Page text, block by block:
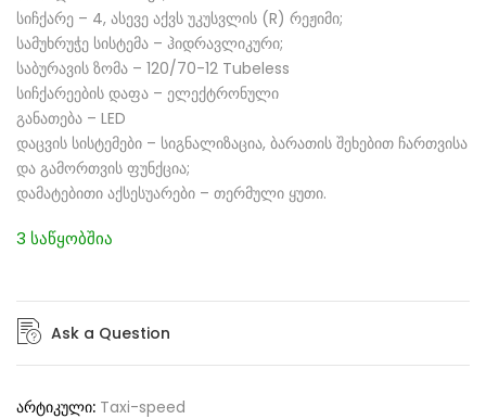
სიჩქარე – 4, ასევე აქვს უკუსვლის (R) რეჟიმი;
სამუხრუჭე სისტემა – ჰიდრავლიკური;
საბურავის ზომა – 120/70-12 Tubeless
სიჩქარეების დაფა – ელექტრონული
განათება – LED
დაცვის სისტემები – სიგნალიზაცია, ბარათის შეხებით ჩართვისა
და გამორთვის ფუნქცია;
დამატებითი აქსესუარები – თერმული ყუთი.
3 საწყობშია
Ask a Question
არტიკული: Taxi-speed